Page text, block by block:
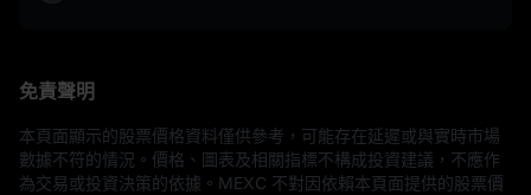
免責聲明
本頁面顯示的股票價格資料僅供參考，可能存在延遲或與實時市場
數據不符的情況。價格、圖表及相關指標不構成投資建議，不應作
為交易或投資決策的依據。MEXC 不對因依賴本頁面提供的股票價